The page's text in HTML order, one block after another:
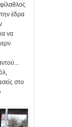
έδρα
να
στο